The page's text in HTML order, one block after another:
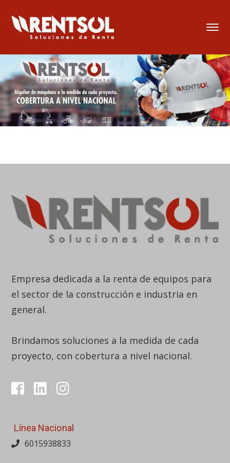
Empresa dedicada a la renta de equipos para
el sector de la construcción e industria en
general.
Brindamos soluciones a la medida de cada
proyecto, con cobertura a nivel nacional.
Línea Nacional
6015938833